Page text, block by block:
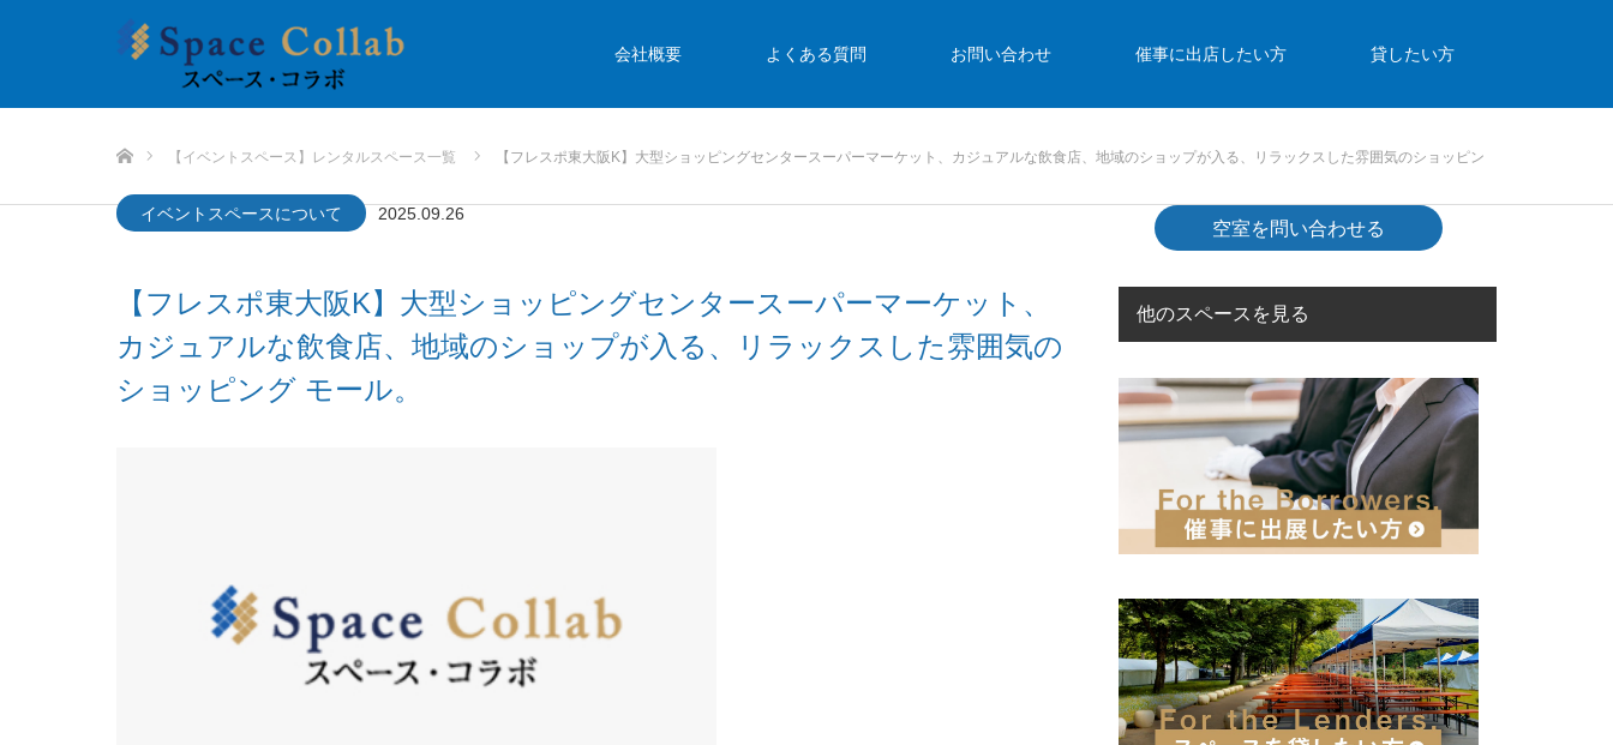
会社概要 よくある質問 お問い合わせ 催事に出店したい方 貸したい方
【イベントスペース】レンタルスペース一覧 【フレスポ東大阪K】大型ショッピングセンタースーパーマーケット、カジュアルな飲食店、地域のショップが入る、リラックスした雰囲気のショッピン
イベントスペースについて 2025.09.26
【フレスポ東大阪K】大型ショッピングセンタースーパーマーケット、
カジュアルな飲食店、地域のショップが入る、リラックスした雰囲気の
ショッピング モール。
空室を問い合わせる
他のスペースを見る